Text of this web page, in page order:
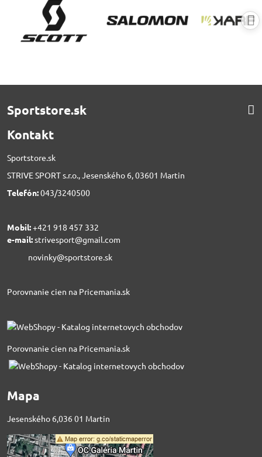
Sportstore.sk
Kontakt
Sportstore.sk
STRIVE SPORT s.r.o., Jesenského 6, 03601 Martin
Telefón:043/3240500
Mobil:+421 918 457 332
e-mail:strivesport@gmail.com
novinky@sportstore.sk
Porovnanie cien na Pricemania.sk
Porovnanie cien na Pricemania.sk
Mapa
Jesenského 6,036 01 Martin